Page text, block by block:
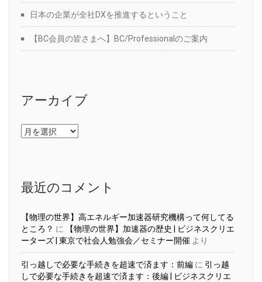
日本の企業が全社DXを推進するということ
【BC会員の皆さまへ】BC/Professionalのご案内
アーカイブ
ア
ー
最近のコメント
【物理の世界】高エネルギー加速器研究機構って何してる
ところ？ に
【物理の世界】加速器の歴史 | ビジネスクリエ
ーターズ | 東京で社会人勉強会／セミナー開催 より
引っ越しで必要な手続きを超速で済ます：前編 に 引っ越
しで必要な手続きを超速で済ます：後編 | ビジネスクリエ